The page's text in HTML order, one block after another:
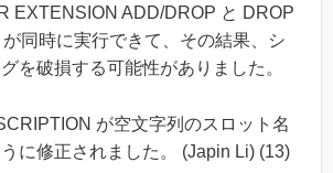
EXTENSION ADD/DROP と DROP
同時に実行できて、その結果、シ
を破損する可能性がありました。
が空文字列のスロット名
に修正されました。 (Japin Li) (13)